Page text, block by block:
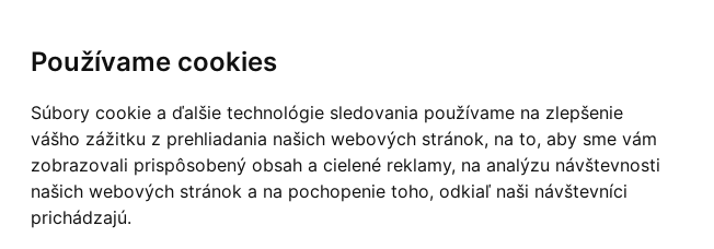
Používame cookies
Súbory cookie a ďalšie technológie sledovania používame na zlepšenie
vášho zážitku z prehliadania našich webových stránok, na to, aby sme vám
zobrazovali prispôsobený obsah a cielené reklamy, na analýzu návštevnosti
našich webových stránok a na pochopenie toho, odkiaľ naši návštevníci
prichádzajú.
Kontakty